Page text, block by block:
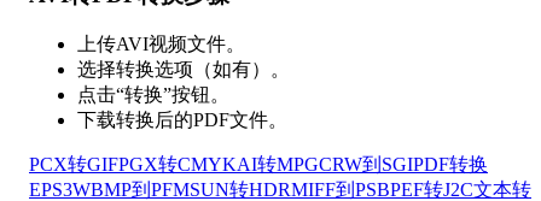
上传AVI视频文件。
选择转换选项（如有）。
点击“转换”按钮。
下载转换后的PDF文件。
PCX转GIFPGX转CMYKAI转MPGCRW到SGIPDF转换
EPS3WBMP到PFMSUN转HDRMIFF到PSBPEF转J2C文本转